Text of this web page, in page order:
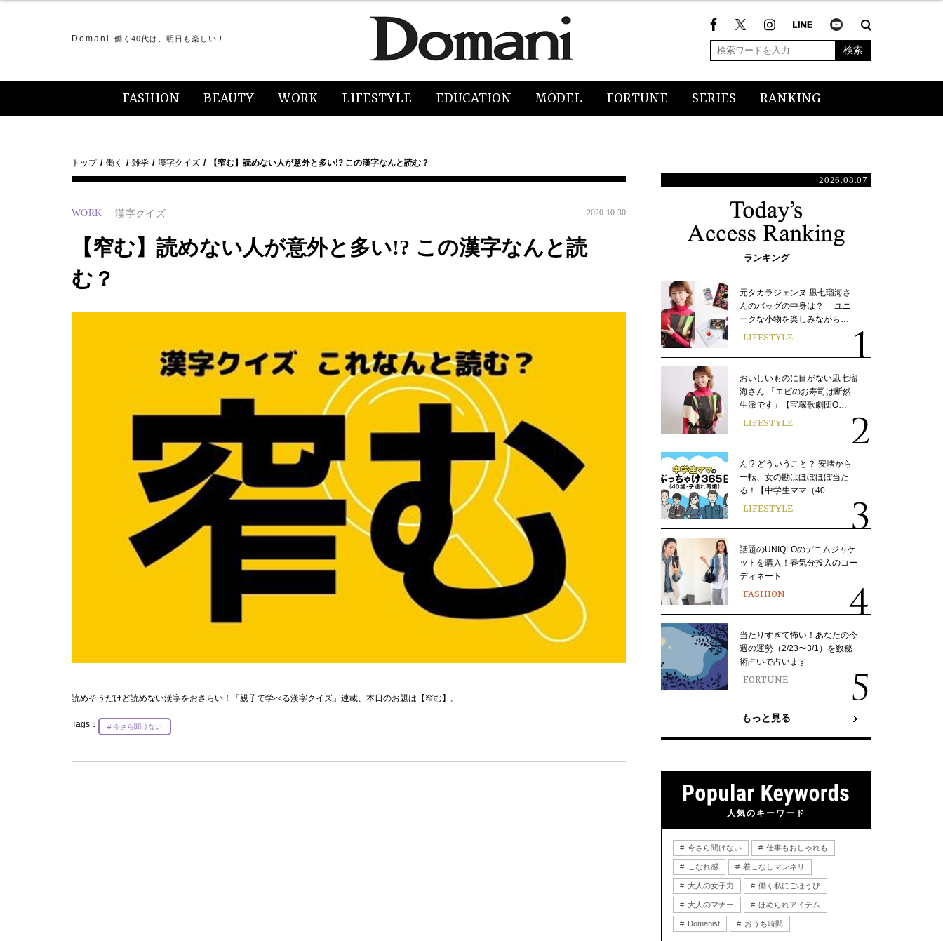
Domani 働く40代は、明日も楽しい！
検索
FASHION BEAUTY WORK LIFESTYLE EDUCATION MODEL FORTUNE SERIES RANKING
トップ 働く 雑学 漢字クイズ 【窄む】読めない人が意外と多い!? この漢字なんと読む？
WORK 漢字クイズ 2020.10.30
【窄む】読めない人が意外と多い!? この漢字なんと読
む？
読めそうだけど読めない漢字をおさらい！「親子で学べる漢字クイズ」連載、本日のお題は【窄む】。
Tags： 今さら聞けない
2026.08.07
ランキング
元タカラジェンヌ 凪七瑠海さ
んのバッグの中身は？ 「ユニ
ークな小物を楽しみながら…
LIFESTYLE
おいしいものに目がない凪七瑠
海さん 「エビのお寿司は断然
生派です」【宝塚歌劇団O…
LIFESTYLE
ん!? どういうこと？ 安堵から
一転、女の勘はほぼほぼ当た
る！【中学生ママ（40…
LIFESTYLE
話題のUNIQLOのデニムジャケ
ットを購入！春気分投入のコー
ディネート
FASHION
当たりすぎて怖い！あなたの今
週の運勢（2/23〜3/1）を数秘
術占いで占います
FORTUNE
もっと見る
人気のキーワード
今さら聞けない 仕事もおしゃれも
こなれ感 着こなしマンネリ
大人の女子力 働く私にごほうび
大人のマナー ほめられアイテム
Domanist おうち時間